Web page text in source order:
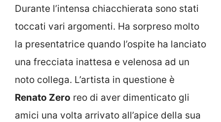
Durante l’intensa chiacchierata sono stati
toccati vari argomenti. Ha sorpreso molto
la presentatrice quando l’ospite ha lanciato
una frecciata inattesa e velenosa ad un
noto collega. L’artista in questione è
Renato Zero reo di aver dimenticato gli
amici una volta arrivato all’apice della sua